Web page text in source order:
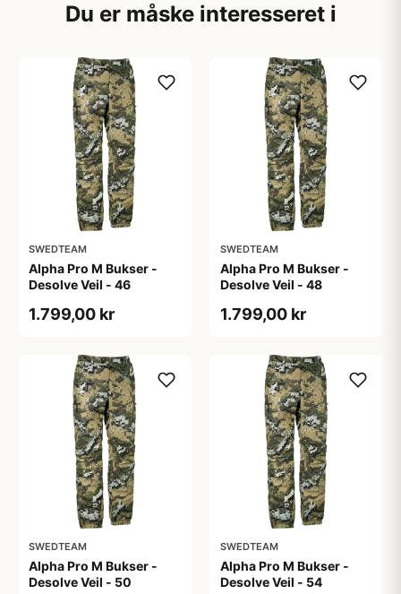
Du er måske interesseret i
SWEDTEAM
Alpha Pro M Bukser -
Desolve Veil - 46
1.799,00 kr
SWEDTEAM
Alpha Pro M Bukser -
Desolve Veil - 48
1.799,00 kr
SWEDTEAM
Alpha Pro M Bukser -
Desolve Veil - 50
SWEDTEAM
Alpha Pro M Bukser -
Desolve Veil - 54